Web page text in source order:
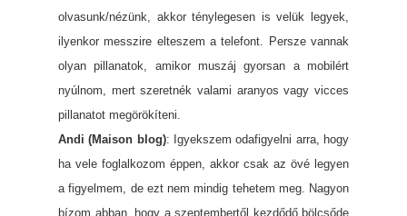
olvasunk/nézünk, akkor ténylegesen is velük legyek,
ilyenkor messzire elteszem a telefont. Persze vannak
olyan pillanatok, amikor muszáj gyorsan a mobilért
nyúlnom, mert szeretnék valami aranyos vagy vicces
pillanatot megörökíteni.
Andi (Maison blog): Igyekszem odafigyelni arra, hogy
ha vele foglalkozom éppen, akkor csak az övé legyen
a figyelmem, de ezt nem mindig tehetem meg. Nagyon
bízom abban, hogy a szeptembertől kezdődő bölcsőde